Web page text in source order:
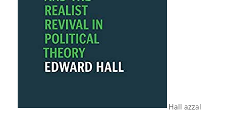
Hall azzal